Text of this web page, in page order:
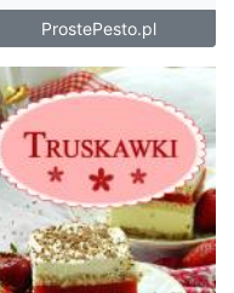
ProstePesto.pl